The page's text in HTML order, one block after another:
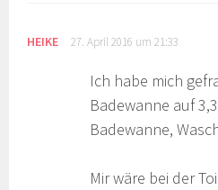
HEIKE 27. April 2016 um 21:33
Ich habe mich
Badewanne auf
Badewanne,
Mir wäre bei der